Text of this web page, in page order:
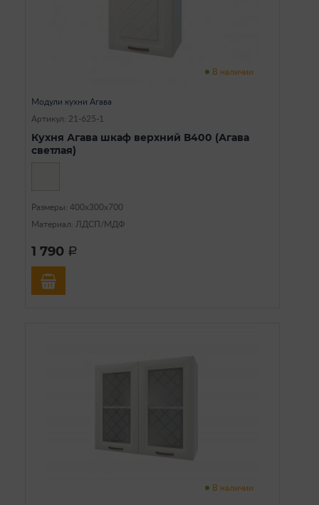
В наличии
Модули кухни Агава
Артикул: 21-625-1
Кухня Агава шкаф верхний В400 (Агава
светлая)
Размеры: 400х300х700
Материал: ЛДСП/МДФ
1 790 a
В наличии